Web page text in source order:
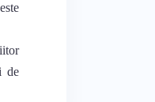
de